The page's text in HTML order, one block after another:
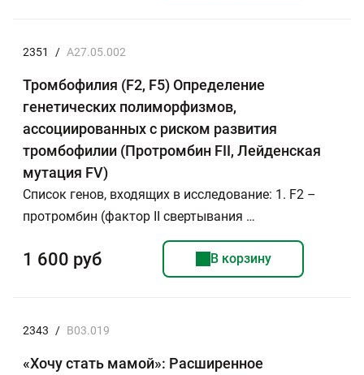
2351 / A27.05.002
Тромбофилия (F2, F5) Определение
генетических полиморфизмов,
ассоциированных с риском развития
тромбофилии (Протромбин FII, Лейденская
мутация FV)
Список генов, входящих в исследование: 1. F2 –
протромбин (фактор II свертывания …
1 600 руб В корзину
2343 / В03.019
«Хочу стать мамой»: Расширенное